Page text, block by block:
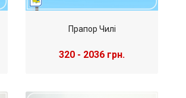
Прапор Чилі
320 - 2036 грн.